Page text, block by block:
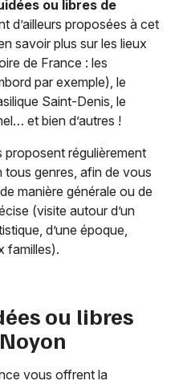
ou libres de
d’ailleurs proposées à cet
savoir plus sur les lieux
de France : les
par exemple), le
Saint-Denis, le
et bien d’autres !
proposent régulièrement
genres, afin de vous
manière générale ou de
(visite autour d’un
d’une époque,
familles).
ou libres
Noyon
vous offrent la